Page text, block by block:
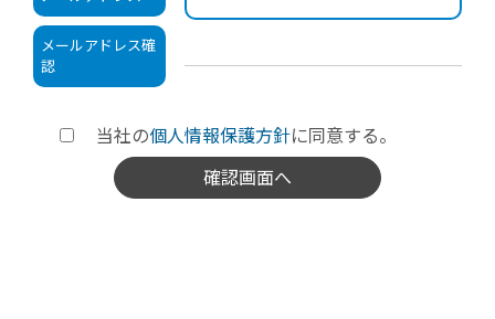
メールアドレス確
認
当社の個人情報保護方針に同意する。